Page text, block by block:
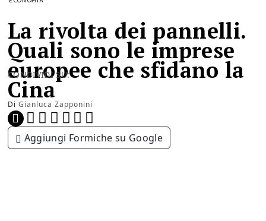
La rivolta dei pannelli.
Quali sono le imprese
europee che sfidano la
Cina
Di Gianluca Zapponini
CONDIVIDI SU:
Aggiungi Formiche su Google